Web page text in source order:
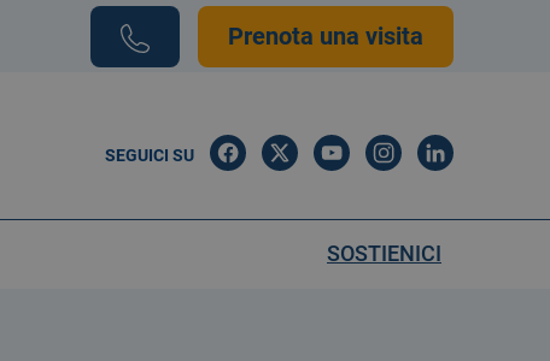
Prenota una visita
SEGUICI SU
SOSTIENICI